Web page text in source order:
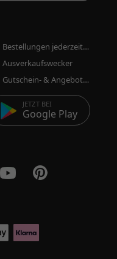
Bestellungen jederzeit nachverfolgen
Ausverkaufswecker
Gutschein- & Angebotswecker
JETZT BEI
Google Play